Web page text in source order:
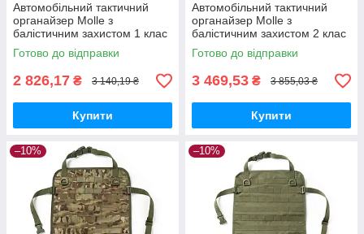
Автомобільний тактичний
органайзер Molle з
балістичним захистом 1 клас
SPECPROM. Чорний
Готово до відправки
2 826,17 ₴ 3 140,19 ₴
Купити
Автомобільний тактичний
органайзер Molle з
балістичним захистом 2 клас
SPECPROM. Койот
Готово до відправки
3 469,53 ₴ 3 855,03 ₴
Купити
–10% –10%